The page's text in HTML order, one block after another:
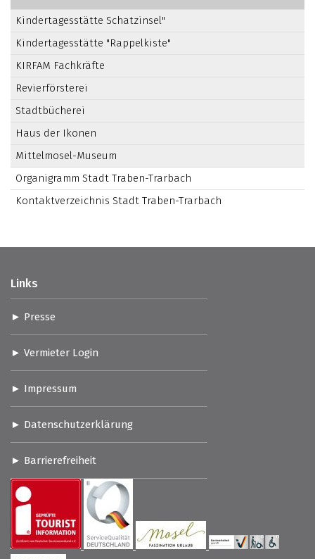
Kindertagesstätte Schatzinsel"
Kindertagesstätte "Rappelkiste"
KIRFAM Fachkräfte
Revierförsterei
Stadtbücherei
Haus der Ikonen
Mittelmosel-Museum
Organigramm Stadt Traben-Trarbach
Kontaktverzeichnis Stadt Traben-Trarbach
Links
Presse
Vermieter Login
Impressum
Datenschutzerklärung
Barrierefreiheit